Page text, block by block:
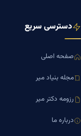
دسترسی سریع
صفحه اصلی
مجله بنیاد میر
رزومه دکتر میر
درباره ما